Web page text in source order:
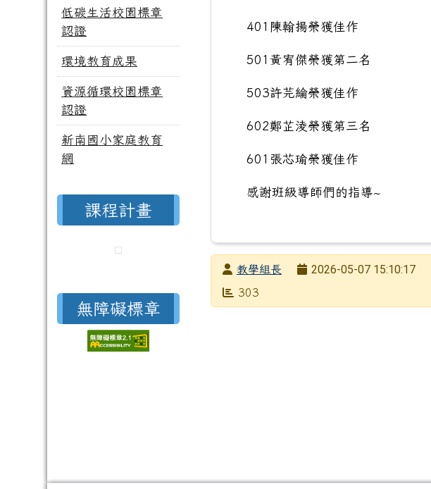
低碳生活校園標章
認證
環境教育成果
資源循環校園標章
認證
新南國小家庭教育
網
課程計畫
無障礙標章
401陳翰揚榮獲佳作
501黃宥傑榮獲第二名
503許芫綸榮獲佳作
602鄭芷淩榮獲第三名
601張芯瑜榮獲佳作
感謝班級導師們的指導~
發布者教學組長
發布日期
2026-05-07 15:10:17
瀏覽次數
303